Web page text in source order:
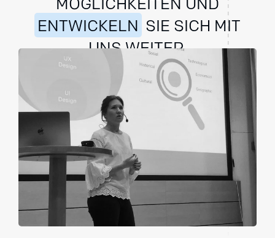
MÖGLICHKEITEN UND
ENTWICKELN SIE SICH MIT
UNS WEITER.